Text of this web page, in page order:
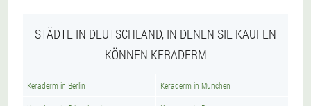
STÄDTE IN DEUTSCHLAND, IN DENEN SIE KAUFEN
KÖNNEN KERADERM
Keraderm in Berlin Keraderm in München